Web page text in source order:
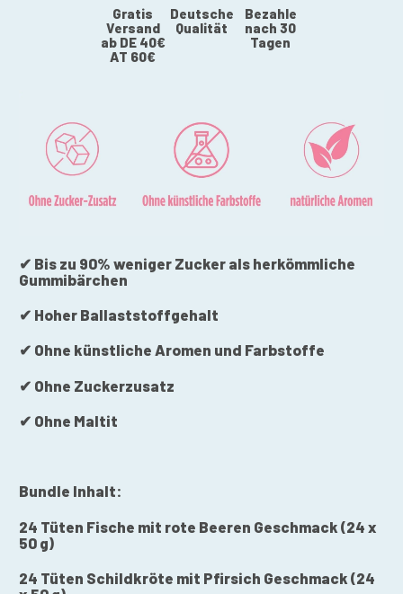
Gratis
Versand
ab DE 40€
AT 60€
Deutsche
Qualität
Bezahle
nach 30
Tagen
✔ Bis zu 90% weniger Zucker als herkömmliche
Gummibärchen
✔ Hoher Ballaststoffgehalt
✔ Ohne künstliche Aromen und Farbstoffe
✔ Ohne Zuckerzusatz
✔ Ohne Maltit
Bundle Inhalt:
24 Tüten Fische mit rote Beeren Geschmack (24 x
50 g)
24 Tüten Schildkröte mit Pfirsich Geschmack(24